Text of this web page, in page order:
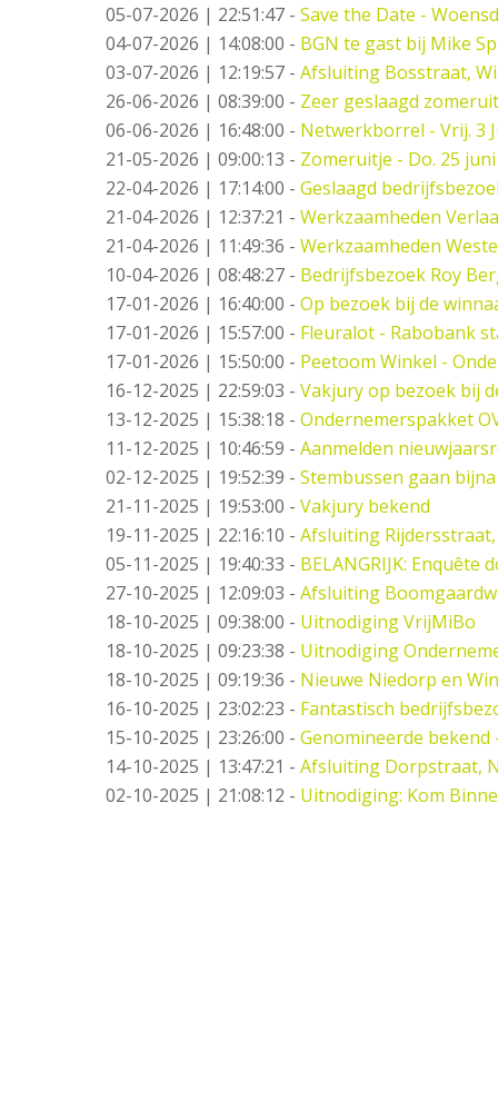
05-07-2026 | 22:51:47 - Save the Date -
04-07-2026 | 14:08:00 - BGN te gast bij Mike
03-07-2026 | 12:19:57 - Afsluiting Bosstraat,
26-06-2026 | 08:39:00 - Zeer geslaagd
06-06-2026 | 16:48:00 - Netwerkborrel - Vrij. 3
21-05-2026 | 09:00:13 - Zomeruitje - Do. 25 juni
22-04-2026 | 17:14:00 - Geslaagd
21-04-2026 | 12:37:21 - Werkzaamheden
21-04-2026 | 11:49:36 - Werkzaamheden
10-04-2026 | 08:48:27 - Bedrijfsbezoek Roy
17-01-2026 | 16:40:00 - Op bezoek bij de
17-01-2026 | 15:57:00 - Fleuralot - Rabobank
17-01-2026 | 15:50:00 - Peetoom Winkel -
16-12-2025 | 22:59:03 - Vakjury op bezoek bij
13-12-2025 | 15:38:18 - Ondernemerspakket
11-12-2025 | 10:46:59 - Aanmelden
02-12-2025 | 19:52:39 - Stembussen gaan
21-11-2025 | 19:53:00 - Vakjury bekend
19-11-2025 | 22:16:10 - Afsluiting
05-11-2025 | 19:40:33 - BELANGRIJK:
27-10-2025 | 12:09:03 - Afsluiting
18-10-2025 | 09:38:00 - Uitnodiging VrijMiBo
18-10-2025 | 09:23:38 - Uitnodiging
18-10-2025 | 09:19:36 - Nieuwe Niedorp en
16-10-2025 | 23:02:23 - Fantastisch
15-10-2025 | 23:26:00 - Genomineerde bekend
14-10-2025 | 13:47:21 - Afsluiting Dorpstraat,
02-10-2025 | 21:08:12 - Uitnodiging: Kom